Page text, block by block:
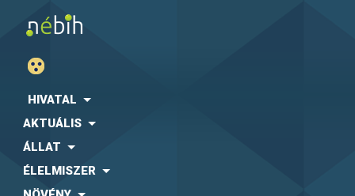
HIVATAL
AKTUÁLIS
ÁLLAT
ÉLELMISZER